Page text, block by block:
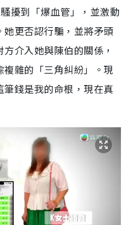
擾到「爆血管」，並激動
更否認行騙，並將矛頭
介入她與陳伯的關係，
雜的「三角糾紛」。現
錢是我的命根，現在真